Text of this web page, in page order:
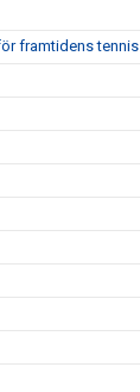
framtidens tennis